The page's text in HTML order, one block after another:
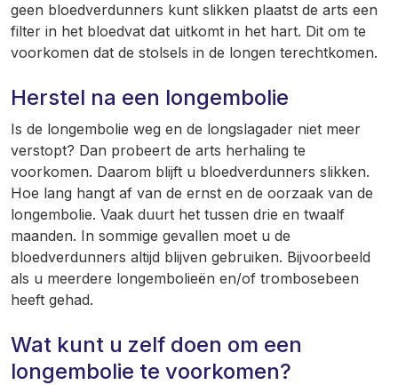
geen bloedverdunners kunt slikken plaatst de arts een
filter in het bloedvat dat uitkomt in het hart. Dit om te
voorkomen dat de stolsels in de longen terechtkomen.
Herstel na een longembolie
Is de longembolie weg en de longslagader niet meer
verstopt? Dan probeert de arts herhaling te
voorkomen. Daarom blijft u bloedverdunners slikken.
Hoe lang hangt af van de ernst en de oorzaak van de
longembolie. Vaak duurt het tussen drie en twaalf
maanden. In sommige gevallen moet u de
bloedverdunners altijd blijven gebruiken. Bijvoorbeeld
als u meerdere longembolieën en/of trombosebeen
heeft gehad.
Wat kunt u zelf doen om een
longembolie te voorkomen?